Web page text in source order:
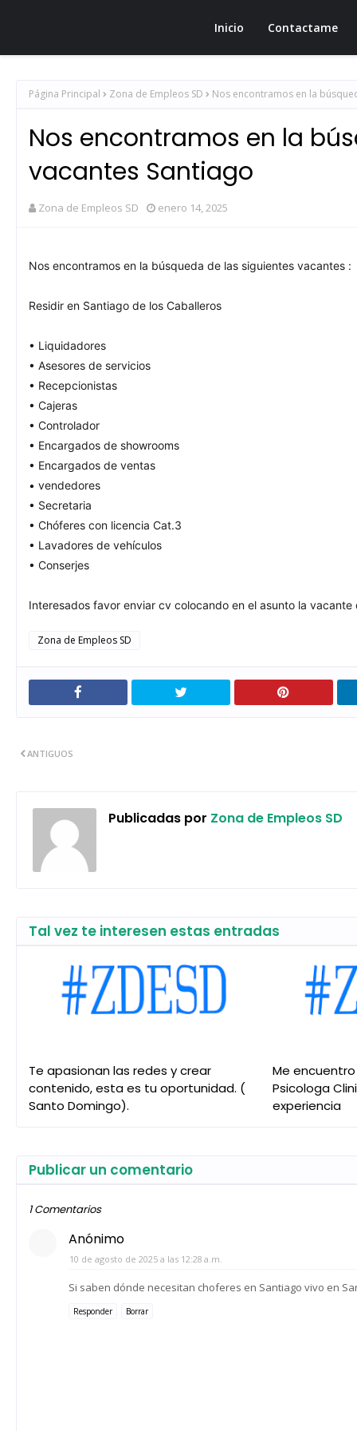
Inicio Contactame
Página Principal Zona de Empleos SD Nos encontramos en la
Nos encontramos en la
vacantes Santiago
Zona de Empleos SD enero 14, 2025
Nos encontramos en la búsqueda de las siguientes vacantes :
Residir en Santiago de los Caballeros
• Liquidadores
• Asesores de servicios
• Recepcionistas
• Cajeras
• Controlador
• Encargados de showrooms
• Encargados de ventas
• vendedores
• Secretaria
• Chóferes con licencia Cat.3
• Lavadores de vehículos
• Conserjes
Interesados favor enviar cv colocando en el asunto la
Zona de Empleos SD
ANTIGUOS
Publicadas por Zona de Empleos SD
Tal vez te interesen estas entradas
Te apasionan las redes y crear
contenido, esta es tu oportunidad. (
Santo Domingo).
Me
Psicologa
experiencia
Publicar un comentario
1 Comentarios
Anónimo
10 de agosto de 2025 a las 12:28 a.m.
Si saben dónde necesitan choferes en Santiago vivo en
Responder Borrar